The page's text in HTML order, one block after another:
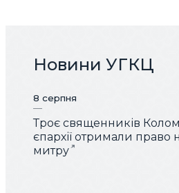
Новини УГКЦ
8 серпня
Троє священників
єпархії отримали право
митру